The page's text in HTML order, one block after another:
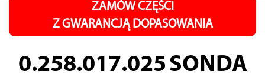
ZAMÓW CZĘŚCI
Z GWARANCJĄ DOPASOWANIA
0.258.017.025 SONDA